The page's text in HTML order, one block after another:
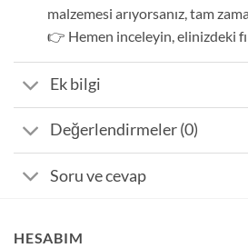
malzemesi arıyorsanız, tam
👉 Hemen inceleyin, elinizdeki
Ek bilgi
Değerlendirmeler (0)
Soru ve cevap
HESABIM